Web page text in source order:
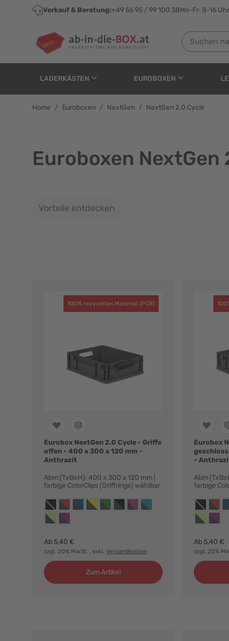
Direkt zum Inhalt
Verkauf & Beratung:+49 56 95 / 99 100 38Mo-Fr: 8-16 Uhr
Suchen nach
LAGERKÄSTEN EUROBOXEN
Home / Euroboxen / NextGen / NextGen 2.0 Cycle
Euroboxen
Vorteile entdecken
100% recyceltes Material (PCR)
Eurobox NextGen 2.0 Cycle - Griffe
offen - 400 x 300 x 120 mm -
Anthrazit
Abm (TxBxH): 400 x 300 x 120 mm |
farbige ColorClips (Griffringe) wählbar
Farbvarianten:
anthrazit, ohne griffringe
anthrazit, griffringe rot
anthrazit, griffringe blau
anthrazit, griffringe gelb
anthrazit, griffringe grün
anthrazit, griffringe schwarz
anthrazit, griffringe magenta
anthrazit, griffringe türkis
anthrazit, griffringe hellgrün
anthrazit, griffringe purpur
Ab 5,40 €
zzgl. 20% MwSt. , exkl. Versandkosten
Zum Artikel
Eurobox
-
Abm
farbige
anthrazit,
anthrazit,
Ab 5,40 €
zzgl. 20%